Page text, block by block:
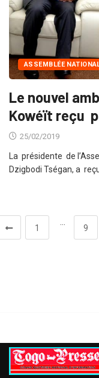
ASSEMBLÉE
Le nouvel
Kowéït reçu
25/02/2019
La présidente de
Dzigbodi Tségan, a
1 9